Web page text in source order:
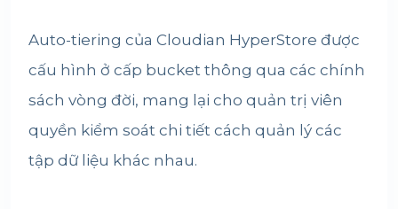
Auto-tiering của Cloudian HyperStore được
cấu hình ở cấp bucket thông qua các chính
sách vòng đời, mang lại cho quản trị viên
quyền kiểm soát chi tiết cách quản lý các
tập dữ liệu khác nhau.